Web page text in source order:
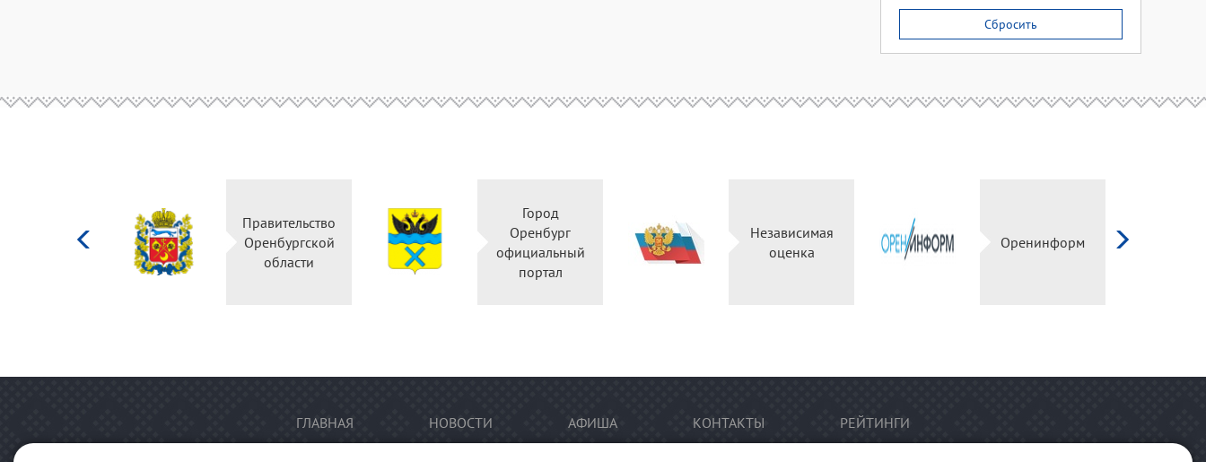
Сбросить
Правительство
Оренбургской
области
Город
Оренбург
официальный
портал
Независимая
оценка
Оренинформ
ГЛАВНАЯ НОВОСТИ АФИША КОНТАКТЫ РЕЙТИНГИ